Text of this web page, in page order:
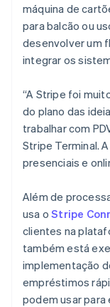
máquina de
para balcão ou
desenvolver um
integrar os
“A Stripe foi
do plano das
trabalhar com
Stripe Terminal.
presenciais e
Além de
usa oStripe
clientes na
também está
implementação
empréstimos
podem usar
Alemanha
DeutschEnglish
Austrália
English
Áustria
Deutsch English
Brasil
Português
Bulgária
English
English Français
China
简体中文English